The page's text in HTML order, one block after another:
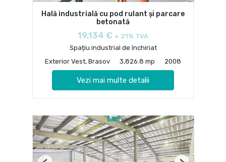
Hală industrială cu pod rulant și parcare
betonată
19,134 € + 21% TVA
Spațiu industrial de închiriat
Exterior Vest, Brasov
3,826.8 mp 2008
Vezi mai multe detalii